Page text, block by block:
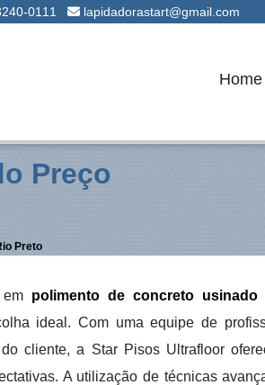
0111 lapidadorastart@gmail.com
Home
Preço
Preto
polimento de concreto usinado
ideal. Com uma equipe de
cliente, a Star Pisos Ultrafloor
A utilização de técnicas